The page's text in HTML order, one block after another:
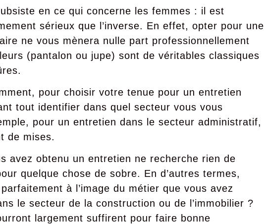
en ce qui concerne les femmes : il est
sérieux que l’inverse. En effet, opter pour une
ne vous mènera nulle part professionnellement
(pantalon ou jupe) sont de véritables classiques
pour choisir votre tenue pour un entretien
tout identifier dans quel secteur vous vous
pour un entretien dans le secteur administratif,
de mises.
avez obtenu un entretien ne recherche rien de
quelque chose de sobre. En d’autres termes,
à l’image du métier que vous avez
le secteur de la construction ou de l’immobilier ?
largement suffirent pour faire bonne